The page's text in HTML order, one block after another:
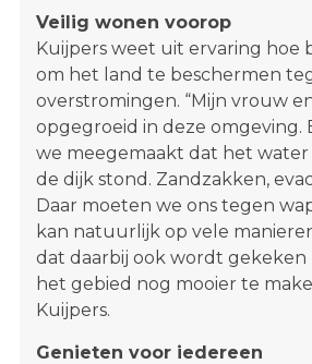
Veilig wonen voorop
Kuijpers weet uit ervaring hoe
om het land te beschermen
overstromingen. “Mijn vrouw
opgegroeid in deze omgeving.
we meegemaakt dat het
de dijk stond. Zandzakken,
Daar moeten we ons tegen
kan natuurlijk op vele
dat daarbij ook wordt gekeken
het gebied nog mooier te
Kuijpers.
Genieten voor iedereen